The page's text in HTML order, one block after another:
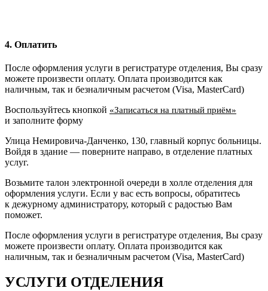
4. Оплатить
После оформления услуги в регистратуре отделения, Вы сразу
можете произвести оплату. Оплата производится как
наличным, так и безналичным расчетом (Visa, MasterCard)
Воспользуйтесь кнопкой «Записаться на платный приём»
и заполните форму
Улица Немировича-Данченко, 130, главный корпус больницы.
Войдя в здание — поверните направо, в отделение платных
услуг.
Возьмите талон электронной очереди в холле отделения для
оформления услуги. Если у вас есть вопросы, обратитесь
к дежурному администратору, который с радостью Вам
поможет.
После оформления услуги в регистратуре отделения, Вы сразу
можете произвести оплату. Оплата производится как
наличным, так и безналичным расчетом (Visa, MasterCard)
УСЛУГИ ОТДЕЛЕНИЯ